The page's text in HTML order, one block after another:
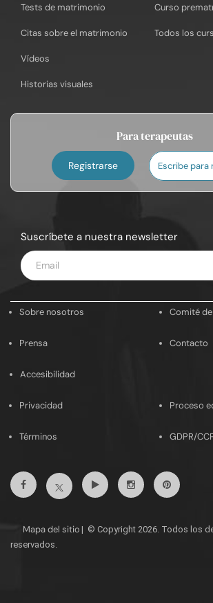
Tests de matrimonio
Citas sobre el matrimonio
Vídeos
Historias visuales
Curso
Todos los
Para terapeutas
Registrarse Escribe para
Suscríbete a nuestra newsletter
Introduce
tu
Sobre nosotros Comité
Prensa Contacto
Accesibilidad
Privacidad Proceso
Términos GDPR/
FacebookTwitterYoutubeInstagramPinterest
Mapa del sitio | © Copyright 2026. Todos los
reservados.